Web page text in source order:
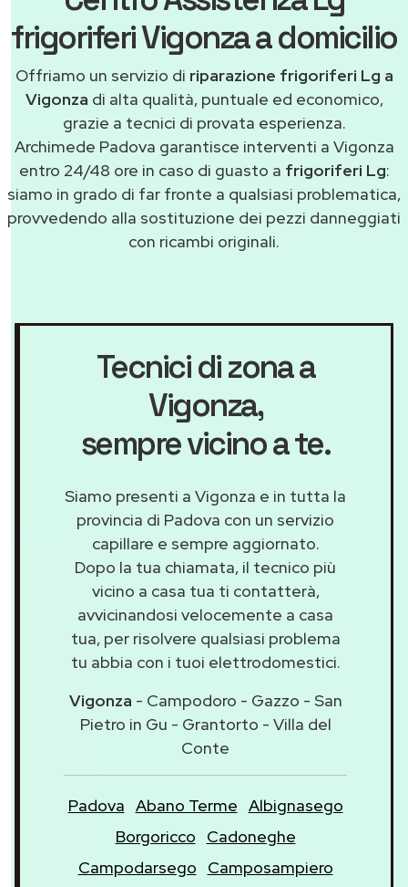
frigoriferi Vigonza a domicilio
Offriamo un servizio di riparazione frigoriferi Lg a
Vigonza di alta qualità, puntuale ed economico,
grazie a tecnici di provata esperienza.
Archimede Padova garantisce interventi a Vigonza
entro 24/48 ore in caso di guasto a frigoriferi Lg:
siamo in grado di far fronte a qualsiasi problematica,
provvedendo alla sostituzione dei pezzi danneggiati
con ricambi originali.
Tecnici di zona a
Vigonza,
sempre vicino a te.
Siamo presenti a Vigonza e in tutta la
provincia di Padova con un servizio
capillare e sempre aggiornato.
Dopo la tua chiamata, il tecnico più
vicino a casa tua ti contatterà,
avvicinandosi velocemente a casa
tua, per risolvere qualsiasi problema
tu abbia con i tuoi elettrodomestici.
Vigonza - Campodoro - Gazzo - San
Pietro in Gu - Grantorto - Villa del
Conte
Padova Abano Terme Albignasego
Borgoricco
Cadoneghe
Campodarsego
Camposampiero